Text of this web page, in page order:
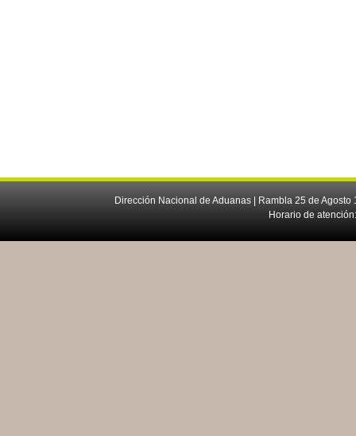
Dirección Nacional de Aduanas | Rambla 25 de
Horario de